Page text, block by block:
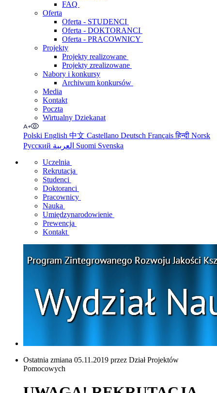
FAQ
Oferta
Oferta - STUDENCI
Oferta - DOKTORANCI
Oferta - PRACOWNICY
Projekty
Projekty realizowane
Projekty zrealizowane
Nabory i konkursy
Archiwum konkursów
Media
Kontakt
Poczta
Wirtualny Dziekanat
Polski English 中文 Castellano Deutsch Françaisहिन्दी Norsk
Русский
Suomi Svenska
Uczelnia
Rekrutacja
Studenci
Doktoranci
Pracownicy
Nauka
Umiędzynarodowienie
Prewencja
Kontakt
Ostatnia zmiana 05.11.2019 przez Dział Projektów
Pomocowych